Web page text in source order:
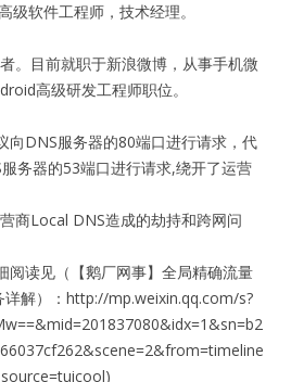
级软件工程师，技术经理。
。目前就职于新浪微博，从事手机微
高级研发工程师职位。
向DNS服务器的80端口进行请求，代
务器的53端口进行请求,绕开了运营
商Local DNS造成的劫持和跨网问
阅读见（【鹅厂网事】全局精确流量
解）：http://mp.weixin.qq.com/s?